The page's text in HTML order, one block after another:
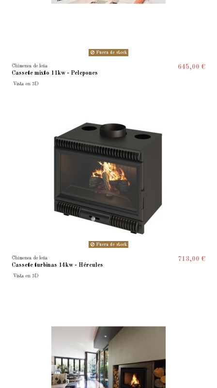
Fuera de stock
Chimenea de leña
Cassete mixto 11kw - Pelepones
645,00 €
Vista en 3D
Fuera de stock
Chimenea de leña
Cassete turbinas 14kw - Hércules
713,00 €
Vista en 3D